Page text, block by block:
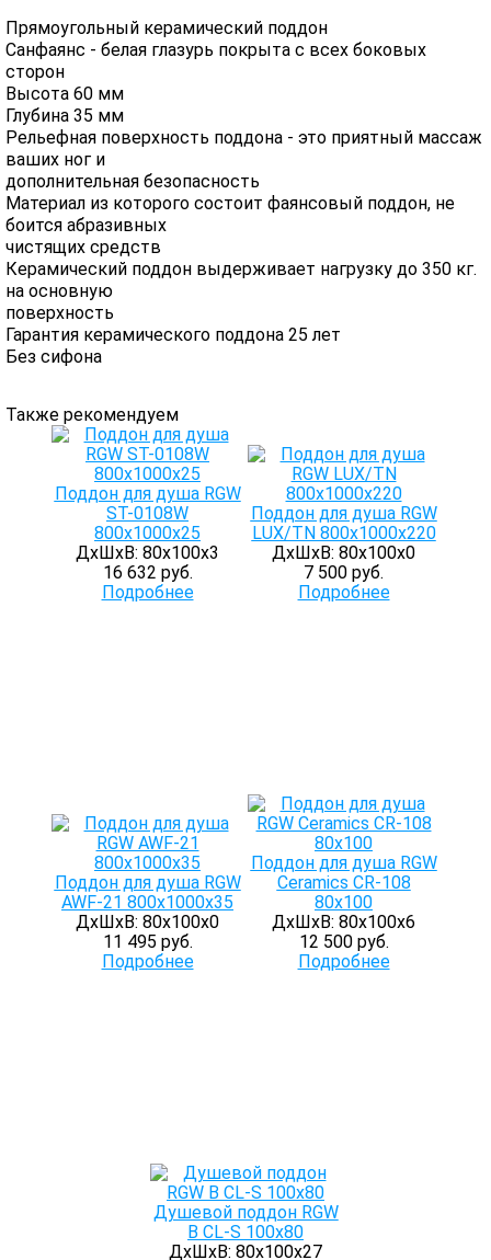
Прямоугольный керамический поддон
Санфаянс - белая глазурь покрыта с всех боковых
сторон
Высота 60 мм
Глубина 35 мм
Рельефная поверхность поддона - это приятный массаж
ваших ног и
дополнительная безопасность
Материал из которого состоит фаянсовый поддон, не
боится абразивных
чистящих средств
Керамический поддон выдерживает нагрузку до 350 кг.
на основную
поверхность
Гарантия керамического поддона 25 лет
Без сифона
Также рекомендуем
Поддон для душа RGW
ST-0108W
800х1000х25
ДхШхВ: 80х100х3
16 632 руб.
Подробнее
Поддон для душа RGW
LUX/TN 800х1000х220
ДхШхВ: 80х100х0
7 500 руб.
Подробнее
Поддон для душа RGW
AWF-21 800х1000х35
ДхШхВ: 80х100х0
11 495 руб.
Подробнее
Поддон для душа RGW
Ceramics CR-108
80х100
ДхШхВ: 80х100х6
12 500 руб.
Подробнее
Душевой поддон RGW
B CL-S 100x80
ДхШхВ: 80х100х27